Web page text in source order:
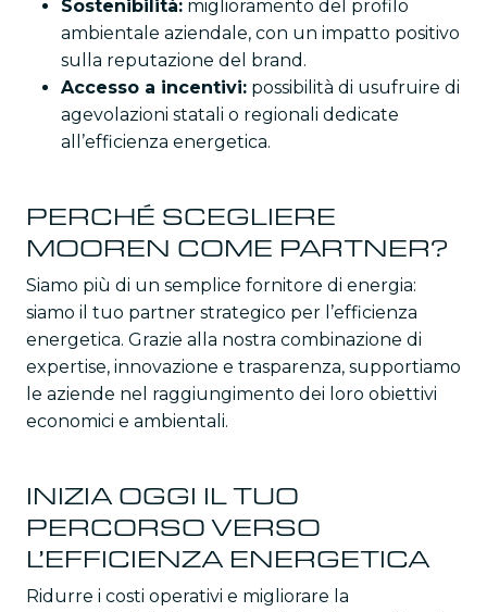
Sostenibilità: miglioramento del profilo
ambientale aziendale, con un impatto positivo
sulla reputazione del brand.
Accesso a incentivi: possibilità di usufruire di
agevolazioni statali o regionali dedicate
all’efficienza energetica.
PERCHÉ SCEGLIERE
MOOREN COME PARTNER?
Siamo più di un semplice fornitore di energia:
siamo il tuo partner strategico per l’efficienza
energetica. Grazie alla nostra combinazione di
expertise, innovazione e trasparenza, supportiamo
le aziende nel raggiungimento dei loro obiettivi
economici e ambientali.
INIZIA OGGI IL TUO
PERCORSO VERSO
L’EFFICIENZA ENERGETICA
Ridurre i costi operativi e migliorare la